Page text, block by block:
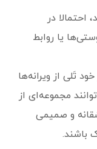
در
یا روابط
تَلی از ویرانه‌ها
مجموعه‌ای از
و صمیمی
باشند.